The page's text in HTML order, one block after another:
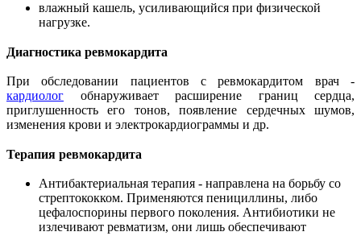
влажный кашель, усиливающийся при физической
нагрузке.
Диагностика ревмокардита
При обследовании пациентов с ревмокардитом врач -
кардиолог обнаруживает расширение границ сердца,
приглушенность его тонов, появление сердечных шумов,
изменения крови и электрокардиограммы и др.
Терапия ревмокардита
Антибактериальная терапия - направлена на борьбу со
стрептококком. Применяются пенициллины, либо
цефалоспорины первого поколения. Антибиотики не
излечивают ревматизм, они лишь обеспечивают